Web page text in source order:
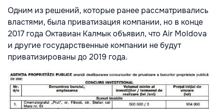
Одним из решений, которые ранее рассматривались
властями, была приватизация компании, но в конце
2017 года Октавиан Калмык объявил, что Air Moldova
и другие государственные компании не будут
приватизированы до 2019 года.